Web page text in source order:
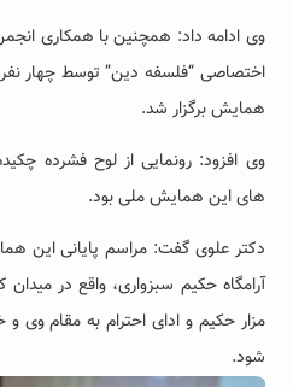
وی ادامه داد: همچنین با همکاری
اختصاصی “فلسفه دین” توسط چهار نفر
همایش برگزار شد.
وی افزود: رونمایی از لوح فشرده
های این همایش ملی بود.
دکتر علوی گفت: مراسم پایانی این
آرامگاه حکیم سبزواری، واقع در میدان
مزار حکیم و ادای احترام به مقام وی و
شود.